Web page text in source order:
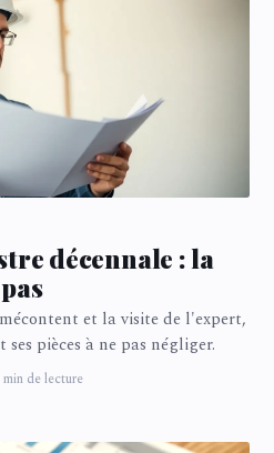
décennale : la
et la visite de l'expert,
pièces à ne pas négliger.
min de lecture